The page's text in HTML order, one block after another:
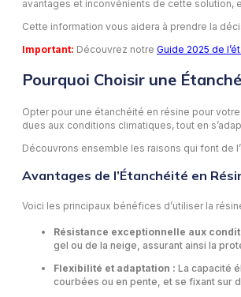
avantages et inconvénients de cette solution,
Cette information vous aidera à prendre la
Important: Découvrez notre Guide 2025 de
Pourquoi Choisir une
Opter pour une étanchéité en résine pour
dues aux conditions climatiques, tout en
Découvrons ensemble les raisons qui font de
Avantages de l’Étanchéité en
Voici les principaux bénéfices d’utiliser la
Résistance exceptionnelle aux
gel ou de la neige, assurant ainsi la
Flexibilité et adaptation : La capacité
courbées ou en pente, et se fixant sur